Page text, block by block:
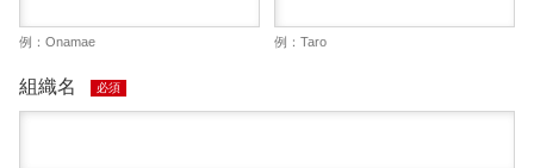
例：Onamae 例：Taro
組織名 必須